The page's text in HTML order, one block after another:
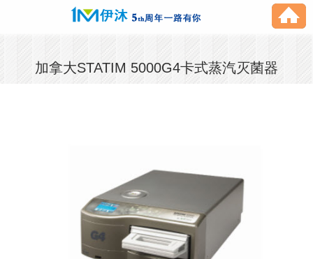
加拿大STATIM 5000G4卡式蒸汽灭菌器